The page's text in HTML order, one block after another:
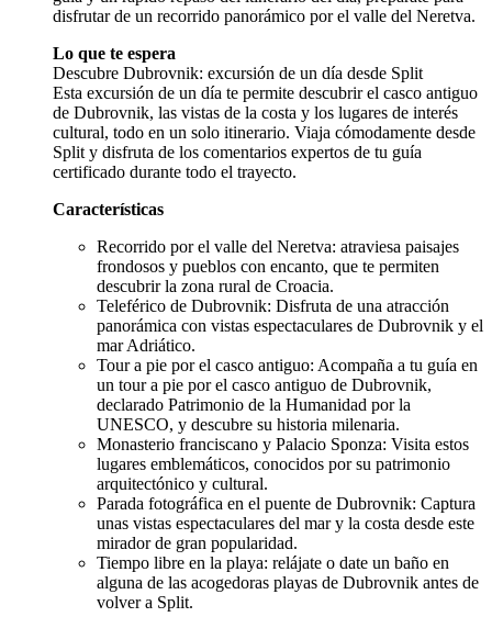
disfrutar de un recorrido panorámico por el valle del Neretva.
Lo que te espera
Descubre Dubrovnik: excursión de un día desde Split
Esta excursión de un día te permite descubrir el casco antiguo
de Dubrovnik, las vistas de la costa y los lugares de interés
cultural, todo en un solo itinerario. Viaja cómodamente desde
Split y disfruta de los comentarios expertos de tu guía
certificado durante todo el trayecto.
Características
Recorrido por el valle del Neretva: atraviesa paisajes
frondosos y pueblos con encanto, que te permiten
descubrir la zona rural de Croacia.
Teleférico de Dubrovnik: Disfruta de una atracción
panorámica con vistas espectaculares de Dubrovnik y el
mar Adriático.
Tour a pie por el casco antiguo: Acompaña a tu guía en
un tour a pie por el casco antiguo de Dubrovnik,
declarado Patrimonio de la Humanidad por la
UNESCO, y descubre su historia milenaria.
Monasterio franciscano y Palacio Sponza: Visita estos
lugares emblemáticos, conocidos por su patrimonio
arquitectónico y cultural.
Parada fotográfica en el puente de Dubrovnik: Captura
unas vistas espectaculares del mar y la costa desde este
mirador de gran popularidad.
Tiempo libre en la playa: relájate o date un baño en
alguna de las acogedoras playas de Dubrovnik antes de
volver a Split.